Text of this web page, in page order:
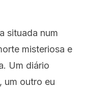
situada num
misteriosa e
Um diário
um outro eu